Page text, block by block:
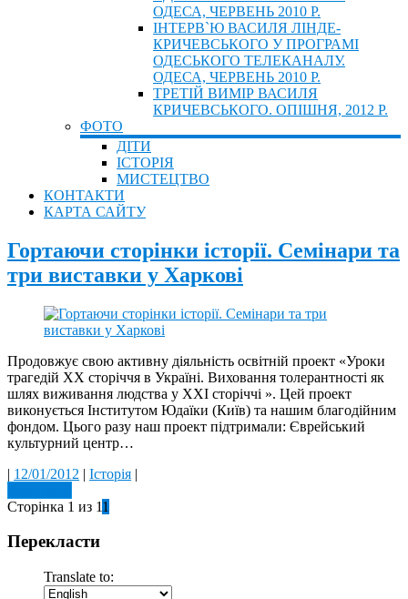
ОДЕСА, ЧЕРВЕНЬ 2010 Р.
ІНТЕРВ`Ю ВАСИЛЯ ЛІНДЕ-
КРИЧЕВСЬКОГО У ПРОГРАМІ
ОДЕСЬКОГО ТЕЛЕКАНАЛУ.
ОДЕСА, ЧЕРВЕНЬ 2010 Р.
ТРЕТІЙ ВИМІР ВАСИЛЯ
КРИЧЕВСЬКОГО. ОПІШНЯ, 2012 Р.
ФОТО
ДІТИ
ІСТОРІЯ
МИСТЕЦТВО
КОНТАКТИ
КАРТА САЙТУ
Гортаючи сторінки історії. Семінари та
три виставки у Харкові
Продовжує свою активну діяльність освітній проект «Уроки
трагедій ХХ сторіччя в Україні. Виховання толерантності як
шлях виживання людства у ХХІ сторіччі ». Цей проект
виконується Інститутом Юдаїки (Київ) та нашим благодійним
фондом. Цього разу наш проект підтримали: Єврейський
культурний центр…
| 12/01/2012 | Історія |
Сторінка 1 из 11
Перекласти
Translate to: